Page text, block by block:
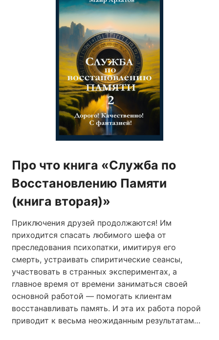
Про что книга «Служба по
Восстановлению Памяти
(книга вторая)»
Приключения друзей продолжаются! Им
приходится спасать любимого шефа от
преследования психопатки, имитируя его
смерть, устраивать спиритические сеансы,
участвовать в странных экспериментах, а
главное время от времени заниматься своей
основной работой — помогать клиентам
восстанавливать память. И эта их работа порой
приводит к весьма неожиданным результатам…